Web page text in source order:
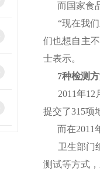
而国家食
“现在我
们也想自主
士表示。
7种检测
2011年
提交了315项
而在2011
卫生部门
测试等方式